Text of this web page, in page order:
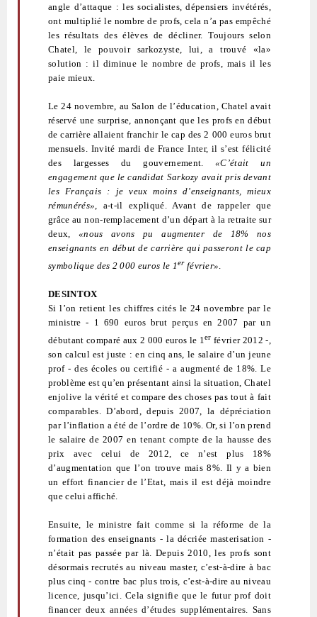
angle d’attaque : les socialistes, dépensiers invétérés,
ont multiplié le nombre de profs, cela n’a pas empêché
les résultats des élèves de décliner. Toujours selon
Chatel, le pouvoir sarkozyste, lui, a trouvé «la»
solution : il diminue le nombre de profs, mais il les
paie mieux.
Le 24 novembre, au Salon de l’éducation, Chatel avait
réservé une surprise, annonçant que les profs en début
de carrière allaient franchir le cap des 2 000 euros brut
mensuels. Invité mardi de France Inter, il s’est félicité
des largesses du gouvernement.«C’était un
engagement que le candidat Sarkozy avait pris devant
les Français : je veux moins d’enseignants, mieux
rémunérés» , a-t-il expliqué. Avant de rappeler que
grâce au non-remplacement d’un départ à la retraite sur
deux,«nous avons pu augmenter de 18% nos
enseignants en début de carrière qui passeront le cap
symbolique des 2 000 euros le 1erfévrier».
DESINTOX
Si l’on retient les chiffres cités le 24 novembre par le
ministre - 1 690 euros brut perçus en 2007 par un
débutant comparé aux 2 000 euros le 1er février 2012 -,
son calcul est juste : en cinq ans, le salaire d’un jeune
prof - des écoles ou certifié - a augmenté de 18%. Le
problème est qu’en présentant ainsi la situation, Chatel
enjolive la vérité et compare des choses pas tout à fait
comparables. D’abord, depuis 2007, la dépréciation
par l’inflation a été de l’ordre de 10%. Or, si l’on prend
le salaire de 2007 en tenant compte de la hausse des
prix avec celui de 2012, ce n’est plus 18%
d’augmentation que l’on trouve mais 8%. Il y a bien
un effort financier de l’Etat, mais il est déjà moindre
que celui affiché.
Ensuite, le ministre fait comme si la réforme de la
formation des enseignants - la décriée masterisation -
n’était pas passée par là. Depuis 2010, les profs sont
désormais recrutés au niveau master, c’est-à-dire à bac
plus cinq - contre bac plus trois, c’est-à-dire au niveau
licence, jusqu’ici. Cela signifie que le futur prof doit
financer deux années d’études supplémentaires. Sans